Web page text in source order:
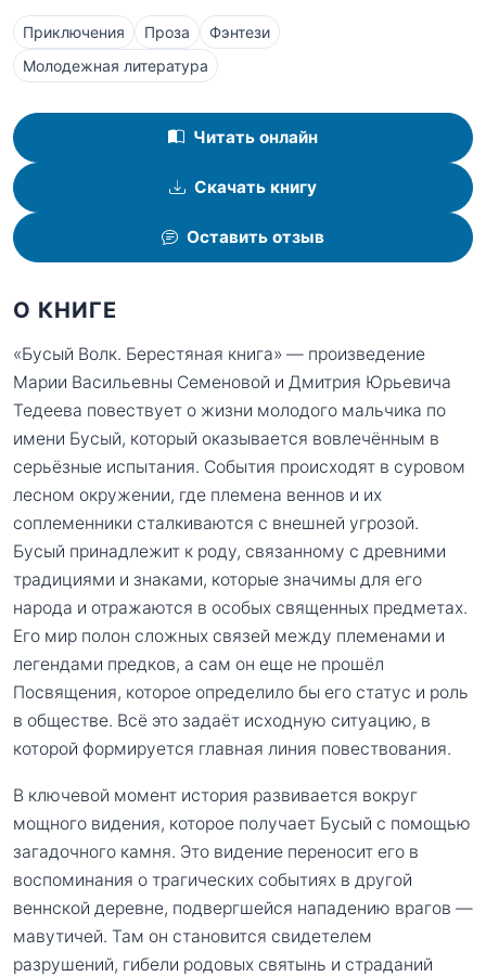
Приключения Проза
Фэнтези
Молодежная литература
Читать онлайн
Скачать книгу
Оставить отзыв
О КНИГЕ
«Бусый Волк. Берестяная книга» — произведение
Марии Васильевны Семеновой и Дмитрия Юрьевича
Тедеева повествует о жизни молодого мальчика по
имени Бусый, который оказывается вовлечённым в
серьёзные испытания. События происходят в суровом
лесном окружении, где племена веннов и их
соплеменники сталкиваются с внешней угрозой.
Бусый принадлежит к роду, связанному с древними
традициями и знаками, которые значимы для его
народа и отражаются в особых священных предметах.
Его мир полон сложных связей между племенами и
легендами предков, а сам он еще не прошёл
Посвящения, которое определило бы его статус и роль
в обществе. Всё это задаёт исходную ситуацию, в
которой формируется главная линия повествования.
В ключевой момент история развивается вокруг
мощного видения, которое получает Бусый с помощью
загадочного камня. Это видение переносит его в
воспоминания о трагических событиях в другой
веннской деревне, подвергшейся нападению врагов —
мавутичей. Там он становится свидетелем
разрушений, гибели родовых святынь и страданий